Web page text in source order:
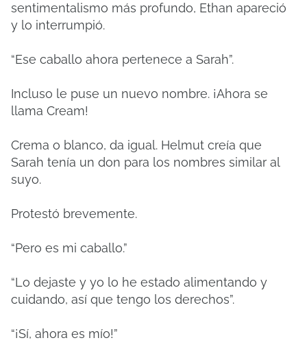
sentimentalismo más profundo, Ethan apareció
y lo interrumpió.
“Ese caballo ahora pertenece a Sarah”.
Incluso le puse un nuevo nombre. ¡Ahora se
llama Cream!
Crema o blanco, da igual. Helmut creía que
Sarah tenía un don para los nombres similar al
suyo.
Protestó brevemente.
“Pero es mi caballo.”
“Lo dejaste y yo lo he estado alimentando y
cuidando, así que tengo los derechos”.
“¡Sí, ahora es mío!”